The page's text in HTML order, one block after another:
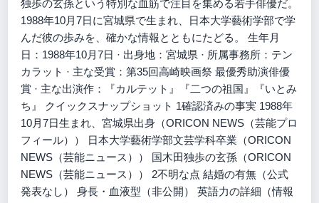
独歩の玄孫という特別な血筋で注目を集める若手俳優だ。
1988年10月7日に宮城県で生まれ、日本大学藝術学部で学
んだ彼の歩みを、確かな情報とともにたどる。 生年月
日：1988年10月7日 · 出身地：宮城県 · 所属事務所：テン
カラット · 主な受賞：第35回高崎映画祭 最優秀助演俳優
賞 · 主な出演作：『カルテット』『二つの祖国』『いとみ
ち』 クイックスナップショット 1確認済みの事実 1988年
10月7日生まれ、宮城県出身（ORICON NEWS（芸能プロ
フィール）） 日本大学藝術学部文芸学科卒業（ORICON
NEWS（芸能ニュース）） 国木田独歩の玄孫（ORICON
NEWS（芸能ニュース）） 2不明な点 結婚の有無（公式
発表なし） 身長・血液型（非公開） 英語力の詳細（情報